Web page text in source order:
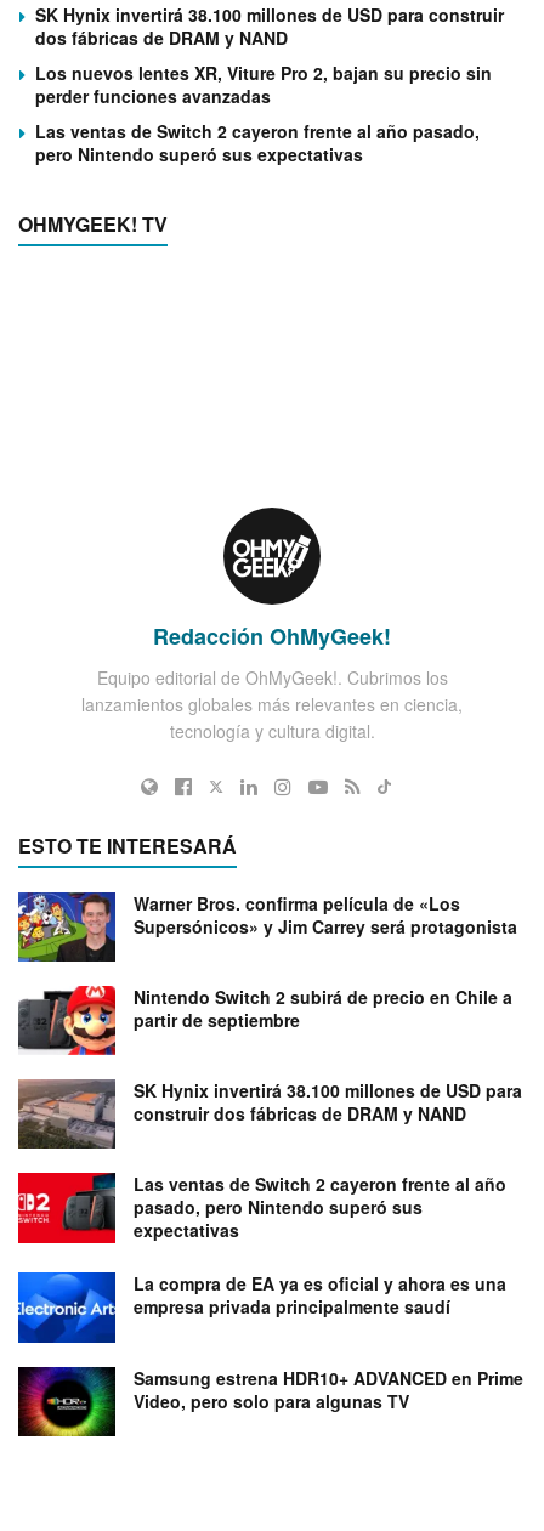
SK Hynix invertirá 38.100 millones de USD para construir
dos fábricas de DRAM y NAND
Los nuevos lentes XR, Viture Pro 2, bajan su precio sin
perder funciones avanzadas
Las ventas de Switch 2 cayeron frente al año pasado,
pero Nintendo superó sus expectativas
OHMYGEEK! TV
Redacción OhMyGeek!
Equipo editorial de OhMyGeek!. Cubrimos los
lanzamientos globales más relevantes en ciencia,
tecnología y cultura digital.
ESTO TE INTERESARÁ
Warner Bros. confirma película de «Los
Supersónicos» y Jim Carrey será protagonista
Nintendo Switch 2 subirá de precio en Chile a
partir de septiembre
SK Hynix invertirá 38.100 millones de USD para
construir dos fábricas de DRAM y NAND
Las ventas de Switch 2 cayeron frente al año
pasado, pero Nintendo superó sus
expectativas
La compra de EA ya es oficial y ahora es una
empresa privada principalmente saudí
Samsung estrena HDR10+ ADVANCED en Prime
Video, pero solo para algunas TV